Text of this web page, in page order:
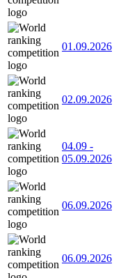
01.09.2026
02.09.2026
04.09 -
05.09.2026
06.09.2026
06.09.2026